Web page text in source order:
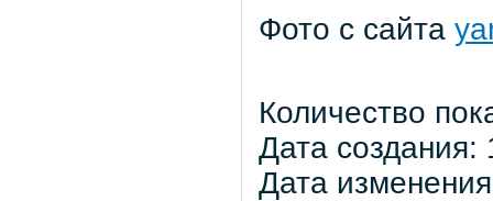
Фото с сайта
Количество
Дата
Дата